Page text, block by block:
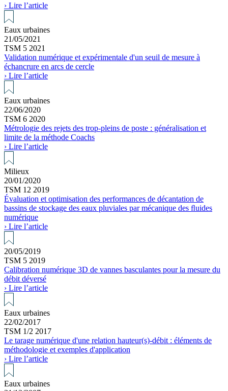
› Lire l’article
Eaux urbaines
21/05/2021
TSM 5 2021
Validation numérique et expérimentale d'un seuil de mesure à
échancrure en arcs de cercle
› Lire l’article
Eaux urbaines
22/06/2020
TSM 6 2020
Métrologie des rejets des trop-pleins de poste : généralisation et
limite de la méthode Coachs
› Lire l’article
Milieux
20/01/2020
TSM 12 2019
Évaluation et optimisation des performances de décantation de
bassins de stockage des eaux pluviales par mécanique des ﬂuides
numérique
› Lire l’article
20/05/2019
TSM 5 2019
Calibration numérique 3D de vannes basculantes pour la mesure du
débit déversé
› Lire l’article
Eaux urbaines
22/02/2017
TSM 1/2 2017
Le tarage numérique d'une relation hauteur(s)-débit : éléments de
méthodologie et exemples d'application
› Lire l’article
Eaux urbaines